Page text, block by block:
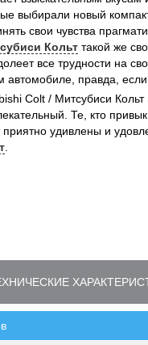
выбирали новый
свои чувства
Кольт такой же
все трудности на
автомобиле, правда, если
Colt / Митсубиси
Те, кто
приятно удивлены и